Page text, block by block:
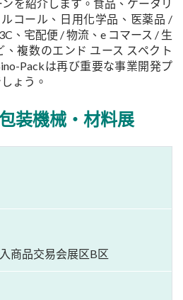
を紹介します。食品、ケータリ
コール、日用化学品、医薬品 /
、宅配便 / 物流、e コマース / 生
複数のエンド ユース スペクト
Packは再び重要な事業開発プ
ょう。
装機械・材料展
商品交易会展区B区